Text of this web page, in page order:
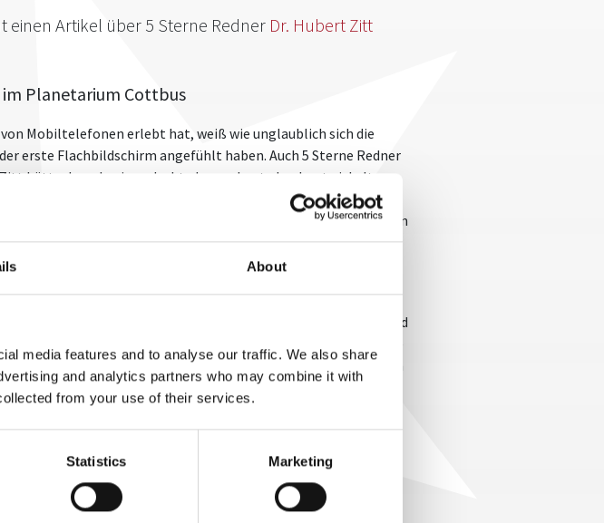
About
media features and to analyse our traffic. We also share
and analytics partners who may combine it with
from your use of their services.
Statistics Marketing
einen Artikel über 5 Sterne Redner Dr. Hubert Zitt
Planetarium Cottbus
Mobiltelefonen erlebt hat, weiß wie unglaublich sich die
erste Flachbildschirm angefühlt haben. Auch 5 Sterne Redner
hätte damals nie gedacht, dass er heute hochentwickelte
würde. Jedoch hat er schon damals mit großem Interesse die
Star Trek verfolgt. Ihn faszinierte vorallem, für welch vielfältigen
kamen.
fing er an als Dozent für Informatik an der Hochschule
an Star Trek auf ihren Realitätsgehalt zu untersuchen und kam
gibt er heute regelmäßig in seinen Star-Trek-Vorlesungen und
ist für ihn ein Klassiker, wenn es um die Frage geht, wie sich
wird.